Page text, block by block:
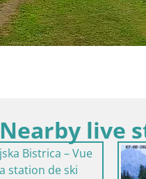
Nearby live